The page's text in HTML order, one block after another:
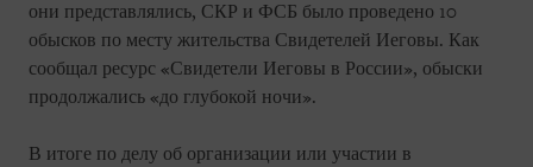
они представлялись, СКР и ФСБ было проведено 10
обысков по месту жительства Свидетелей Иеговы. Как
сообщал ресурс «Свидетели Иеговы в России», обыски
продолжались «до глубокой ночи».
В итоге по делу об организации или участии в